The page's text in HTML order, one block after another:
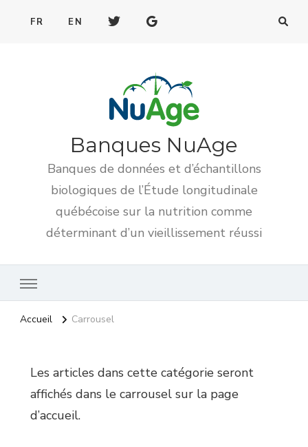
FR EN
Banques NuAge
Banques de données et d’échantillons
biologiques de l’Étude longitudinale
québécoise sur la nutrition comme
déterminant d’un vieillissement réussi
Accueil Carrousel
Les articles dans cette catégorie seront
affichés dans le carrousel sur la page
d’accueil.